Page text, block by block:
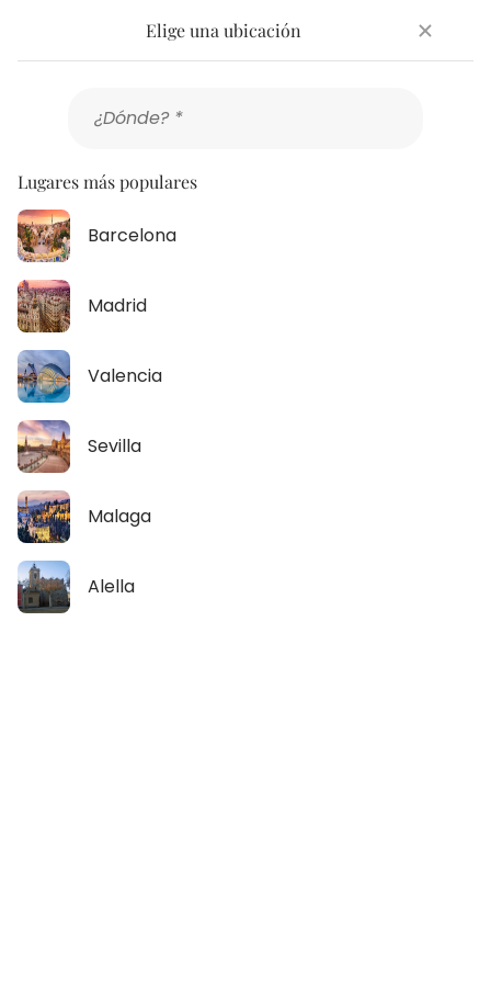
Añade
ubicación
Añade
fecha
Buscar espacios
Selecciona el horario y el número de personas para ver el precio
Destacados
Elige una ubicación
¿Dónde? *
Lugares más populares
Barcelona
Madrid
Valencia
Sevilla
Malaga
Alella